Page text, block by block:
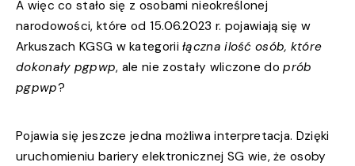
A więc co stało się z osobami nieokreślonej
narodowości, które od 15.06.2023 r. pojawiają się w
Arkuszach KGSG w kategoriiłączna ilość osób, które
dokonały pgpwp, ale nie zostały wliczone doprób
pgpwp?
Pojawia się jeszcze jedna możliwa interpretacja. Dzięki
uruchomieniu bariery elektronicznej SG wie, że osoby